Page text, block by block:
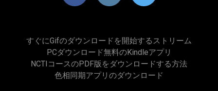
すぐにgifのダウンロードを開始するストリーム
PCダウンロード無料のKindleアプリ
NCTIコースのPDF版をダウンロードする方法
色相同期アプリのダウンロード